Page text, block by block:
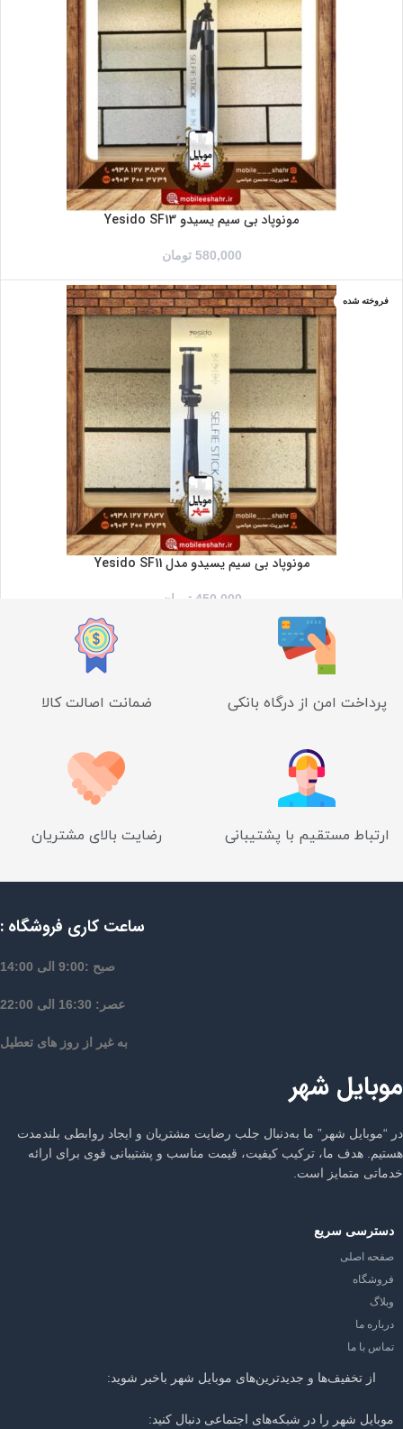
مونوپاد بی سیم یسیدو Yesido SF13
580,000 تومان
فروخته شده
مونوپاد بی سیم یسیدو مدل Yesido SF11
450,000 تومان
پرداخت امن از درگاه بانکی ضمانت اصالت کالا
ارتباط مستقیم با پشتیبانی رضایت بالای مشتریان
ساعت کاری فروشگاه :
صبح :9:00 الی 14:00
عصر: 16:30 الی 22:00
به غیر از روز های تعطیل
موبایل شهر
در “موبایل شهر” ما به‌دنبال جلب رضایت مشتریان و ایجاد روابطی بلندمدت
هستیم. هدف ما، ترکیب کیفیت، قیمت مناسب و پشتیبانی قوی برای ارائه
خدماتی متمایز است.
دسترسی سریع
صفحه اصلی
فروشگاه
وبلاگ
درباره ما
تماس با ما
از تخفیف‌ها و جدیدترین‌های موبایل شهر باخبر شوید:
موبایل شهر را در شبکه‌های اجتماعی دنبال کنید: